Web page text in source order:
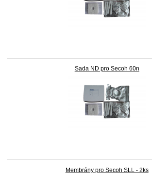
Sada ND pro Secoh 60n
Membrány pro Secoh SLL - 2ks